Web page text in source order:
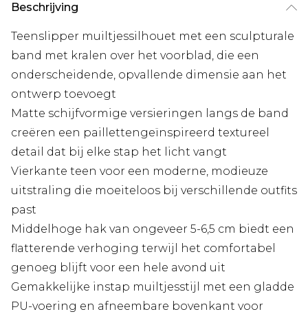
Beschrijving
Teenslipper muiltjessilhouet met een sculpturale
band met kralen over het voorblad, die een
onderscheidende, opvallende dimensie aan het
ontwerp toevoegt
Matte schijfvormige versieringen langs de band
creëren een paillettengeïnspireerd textureel
detail dat bij elke stap het licht vangt
Vierkante teen voor een moderne, modieuze
uitstraling die moeiteloos bij verschillende outfits
past
Middelhoge hak van ongeveer 5-6,5 cm biedt een
flatterende verhoging terwijl het comfortabel
genoeg blijft voor een hele avond uit
Gemakkelijke instap muiltjesstijl met een gladde
PU-voering en afneembare bovenkant voor